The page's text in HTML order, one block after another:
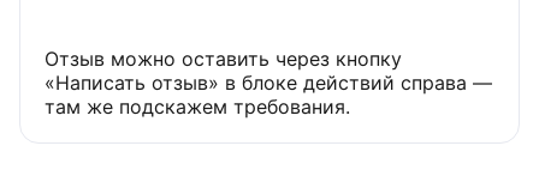
Отзыв можно оставить через кнопку
«Написать отзыв» в блоке действий справа —
там же подскажем требования.